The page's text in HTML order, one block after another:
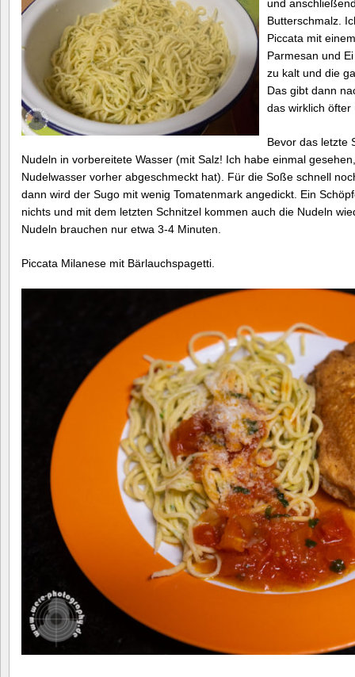
und
Butterschmalz.
Piccata mit
Parmesan und
zu kalt und die
Das gibt dann
das wirklich öfter
Bevor das letzte
Nudeln in vorbereitete Wasser (mit Salz! Ich habe einmal
Nudelwasser vorher abgeschmeckt hat). Für die Soße schnell
dann wird der Sugo mit wenig Tomatenmark angedickt. Ein
nichts und mit dem letzten Schnitzel kommen auch die Nudeln
Nudeln brauchen nur etwa 3-4 Minuten.
Piccata Milanese mit Bärlauchspagetti.